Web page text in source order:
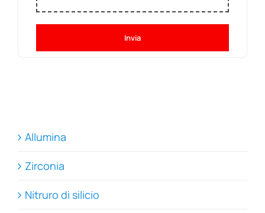
Invia
Allumina
Zirconia
Nitruro di silicio